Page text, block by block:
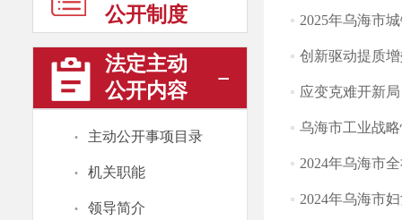
公开制度
法定主动
公开内容
· 主动公开事项目录
· 机关职能
· 领导简介
2025年乌海市
创新驱动提质
应变克难开新
乌海市工业战
2024年乌海市
2024年乌海市